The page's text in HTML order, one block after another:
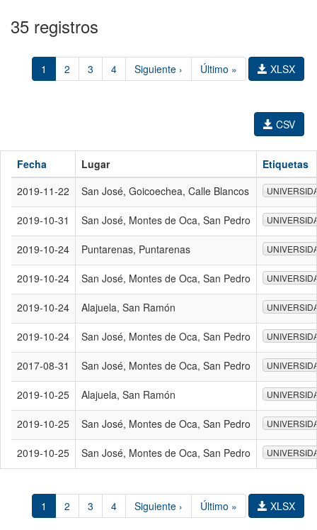
35 registros
1 2 3 4 Siguiente › Último » XLSX
CSV
Fecha Lugar
Etiquetas
2019-11-22
San José, Goicoechea, Calle Blancos
2019-10-31 San José, Montes de Oca, San Pedro
2019-10-24 Puntarenas, Puntarenas
2019-10-24 San José, Montes de Oca, San Pedro
2019-10-24 Alajuela, San Ramón
2019-10-24 San José, Montes de Oca, San Pedro
2017-08-31 San José, Montes de Oca, San Pedro
2019-10-25 Alajuela, San Ramón
2019-10-25 San José, Montes de Oca, San Pedro
2019-10-25 San José, Montes de Oca, San Pedro
1 2 3 4 Siguiente › Último » XLSX